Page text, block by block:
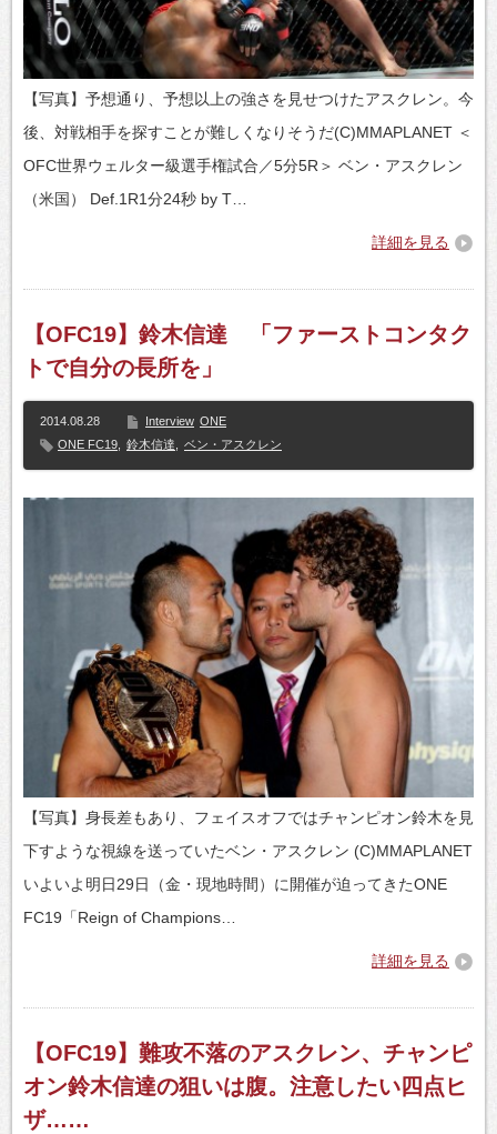
【写真】予想通り、予想以上の強さを見せつけたアスクレン。今
後、対戦相手を探すことが難しくなりそうだ(C)MMAPLANET ＜
OFC世界ウェルター級選手権試合／5分5R＞ ベン・アスクレン
（米国） Def.1R1分24秒 by T…
詳細を見る
【OFC19】鈴木信達 「ファーストコンタク
トで自分の長所を」
2014.08.28 Interview ONE
ONE FC19
鈴木信達 ベン・アスクレン
【写真】身長差もあり、フェイスオフではチャンピオン鈴木を見
下すような視線を送っていたベン・アスクレン (C)MMAPLANET
いよいよ明日29日（金・現地時間）に開催が迫ってきたONE
FC19「Reign of Champions…
詳細を見る
【OFC19】難攻不落のアスクレン、チャンピ
オン鈴木信達の狙いは腹。注意したい四点ヒ
ザ……